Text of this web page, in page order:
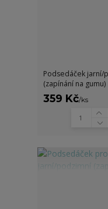
Podsedáček jarní/
(zapínání na gumu)
359 Kč/ks